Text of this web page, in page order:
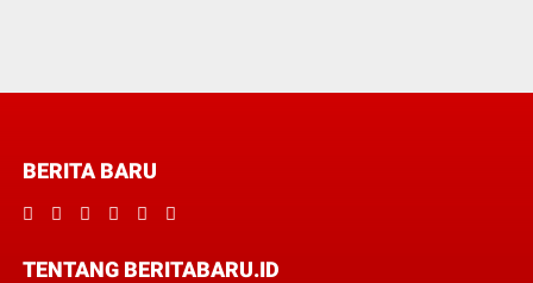
BERITA BARU
TENTANG BERITABARU.ID